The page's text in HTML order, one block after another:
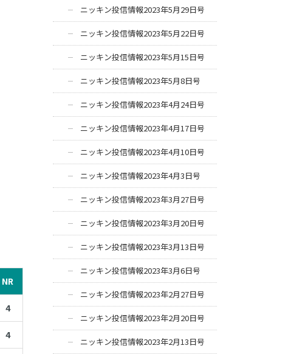
NR
4
4
ニッキン投信情報2023年5月29日号
ニッキン投信情報2023年5月22日号
ニッキン投信情報2023年5月15日号
ニッキン投信情報2023年5月8日号
ニッキン投信情報2023年4月24日号
ニッキン投信情報2023年4月17日号
ニッキン投信情報2023年4月10日号
ニッキン投信情報2023年4月3日号
ニッキン投信情報2023年3月27日号
ニッキン投信情報2023年3月20日号
ニッキン投信情報2023年3月13日号
ニッキン投信情報2023年3月6日号
ニッキン投信情報2023年2月27日号
ニッキン投信情報2023年2月20日号
ニッキン投信情報2023年2月13日号